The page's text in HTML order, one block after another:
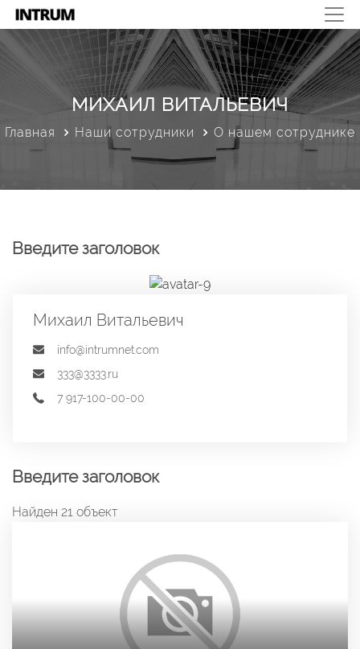
МИХАИЛ ВИТАЛЬЕВИЧ
Главная Наши сотрудники О нашем сотруднике
Введите заголовок
Михаил Витальевич
info@intrumnet.com
333@3333.ru
7 917-100-00-00
Введите заголовок
Найден 21 объект